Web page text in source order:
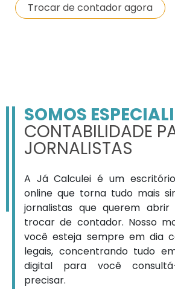
Trocar de contador agora
SOMOS
CONTABILIDADE
JORNALISTAS
A Já Calculei é um
online que torna tudo mais
jornalistas que querem
trocar de contador. Nosso
você esteja sempre em dia
legais, concentrando tudo
digital para você
precisar.